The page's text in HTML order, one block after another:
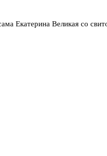
Екатерина Великая со